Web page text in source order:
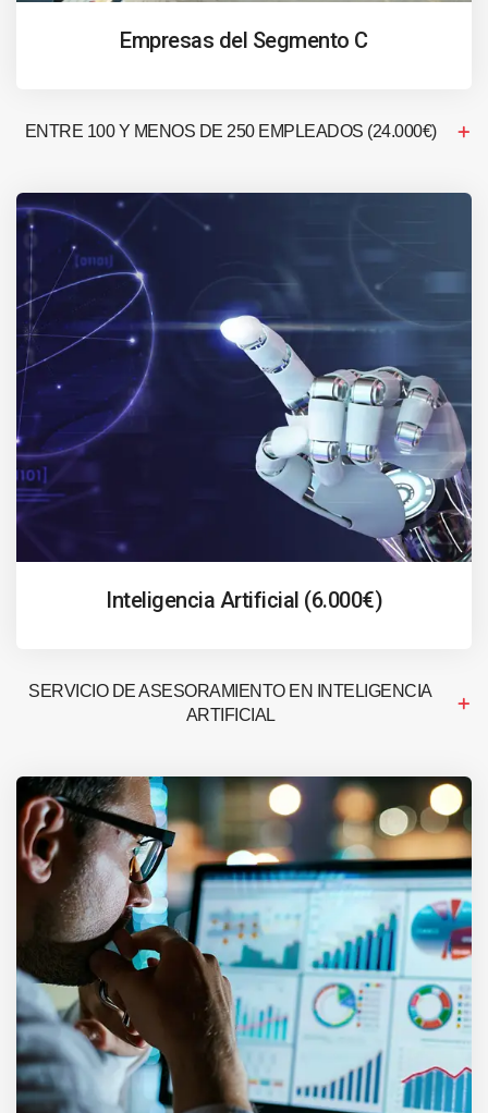
Empresas del Segmento C
ENTRE 100 Y MENOS DE 250 EMPLEADOS (24.000€)
Inteligencia Artificial (6.000€)
SERVICIO DE ASESORAMIENTO EN INTELIGENCIA
ARTIFICIAL